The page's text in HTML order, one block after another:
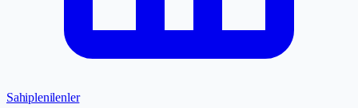
Sahiplenilenler